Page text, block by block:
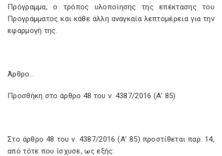
Πρόγραμμα, ο τρόπος υλοποίησης της επέκτασης του
Προγράμματος και κάθε άλλη αναγκαία λεπτομέρεια για την
εφαρμογή της.
Άρθρο…
Προσθήκη στο άρθρο 48 του ν. 4387/2016 (Α’ 85)
Στο άρθρο 48 του ν. 4387/2016 (Α’ 85) προστίθεται παρ. 14,
από τότε που ίσχυσε, ως εξής: